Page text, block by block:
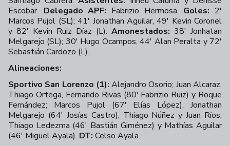
Escobar. Delegado APF: Fabrizio Hermosa. Goles: 2'
Marcos Pujol (SL); 41' Jonathan Aguilar, 49' Kevin Coronel
y 82' Kevin Ruiz Díaz (L). Amonestados: 38' Jonhatan
Melgarejo (SL); 30' Hugo Ocampos, 44' Alan Peralta y 72'
Sebastián Cardozo (L).
Alineaciones:
Sportivo San Lorenzo (1): Alejandro Osorio; Juan Alcaraz,
Thiago Ortega, Fernando Rivas (80' Fabrizio Ruiz) y Roque
Fernández; Marcos Pujol (67' Elías López), Jonathan
Melgarejo (64' Josías Castro), Thiago Núñez y Juan Ríos;
Thiago Ledezma (46' Bastián Giménez) y Mathías Aguilar
(46' Miguel Ayala). DT: Celso Ayala.